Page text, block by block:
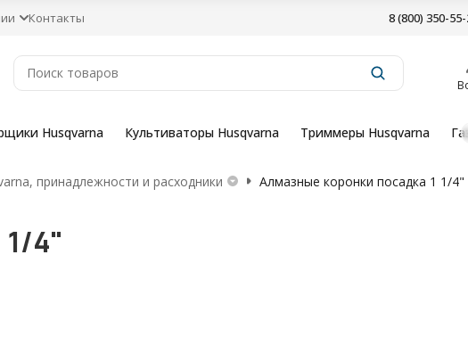
Контакты 8 (800) 350-
Husqvarna Культиваторы Husqvarna Триммеры Husqvarna
принадлежности и расходники Алмазные коронки посадка 1 1/4"
1/4"